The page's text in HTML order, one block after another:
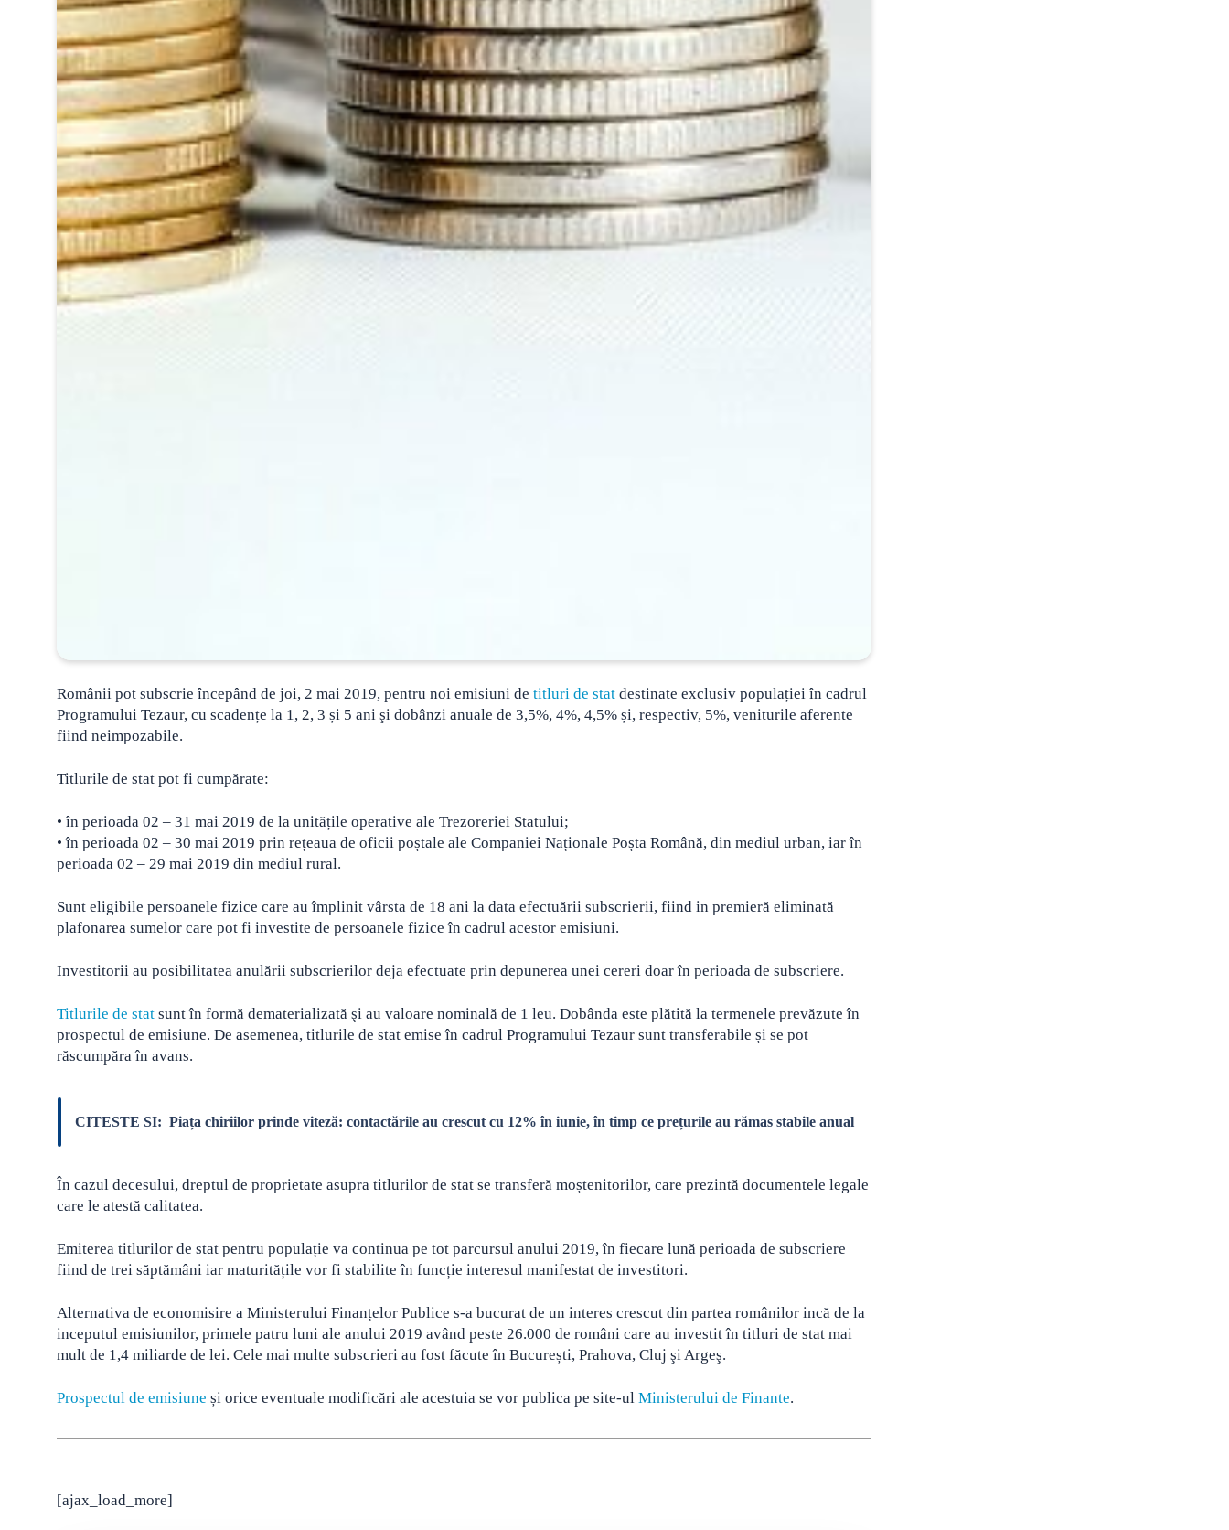
Românii pot subscrie începând de joi, 2 mai 2019, pentru noi emisiuni de titluri de stat destinate exclusiv populației în cadrul
Programului Tezaur, cu scadențe la 1, 2, 3 și 5 ani şi dobânzi anuale de 3,5%, 4%, 4,5% și, respectiv, 5%, veniturile aferente
fiind neimpozabile.
Titlurile de stat pot fi cumpărate:
• în perioada 02 – 31 mai 2019 de la unitățile operative ale Trezoreriei Statului;
• în perioada 02 – 30 mai 2019 prin rețeaua de oficii poștale ale Companiei Naționale Poșta Română, din mediul urban, iar în
perioada 02 – 29 mai 2019 din mediul rural.
Sunt eligibile persoanele fizice care au împlinit vârsta de 18 ani la data efectuării subscrierii, fiind in premieră eliminată
plafonarea sumelor care pot fi investite de persoanele fizice în cadrul acestor emisiuni.
Investitorii au posibilitatea anulării subscrierilor deja efectuate prin depunerea unei cereri doar în perioada de subscriere.
Titlurile de stat sunt în formă dematerializată şi au valoare nominală de 1 leu. Dobânda este plătită la termenele prevăzute în
prospectul de emisiune. De asemenea, titlurile de stat emise în cadrul Programului Tezaur sunt transferabile și se pot
răscumpăra în avans.
CITESTE SI: Piața chiriilor prinde viteză: contactările au crescut cu 12% în iunie, în timp ce prețurile au rămas stabile anual
În cazul decesului, dreptul de proprietate asupra titlurilor de stat se transferă moștenitorilor, care prezintă documentele legale
care le atestă calitatea.
Emiterea titlurilor de stat pentru populație va continua pe tot parcursul anului 2019, în fiecare lună perioada de subscriere
fiind de trei săptămâni iar maturitățile vor fi stabilite în funcție interesul manifestat de investitori.
Alternativa de economisire a Ministerului Finanțelor Publice s-a bucurat de un interes crescut din partea românilor incă de la
inceputul emisiunilor, primele patru luni ale anului 2019 având peste 26.000 de români care au investit în titluri de stat mai
mult de 1,4 miliarde de lei. Cele mai multe subscrieri au fost făcute în București, Prahova, Cluj şi Argeş.
Prospectul de emisiune și orice eventuale modificări ale acestuia se vor publica pe site-ul Ministerului de Finante.
[ajax_load_more]